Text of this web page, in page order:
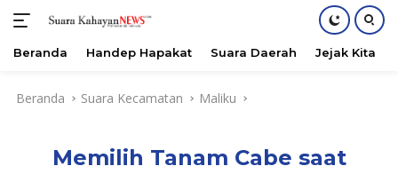
Beranda Handep Hapakat Suara Daerah Jejak Kita
Beranda Suara Kecamatan Maliku
Memilih Tanam Cabe saat